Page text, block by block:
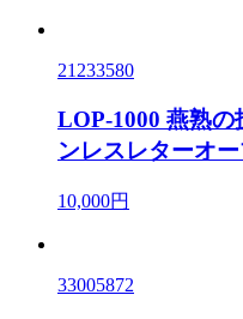
21233580
LOP-1000 燕熟
ンレスレターオ
10,000円
33005872